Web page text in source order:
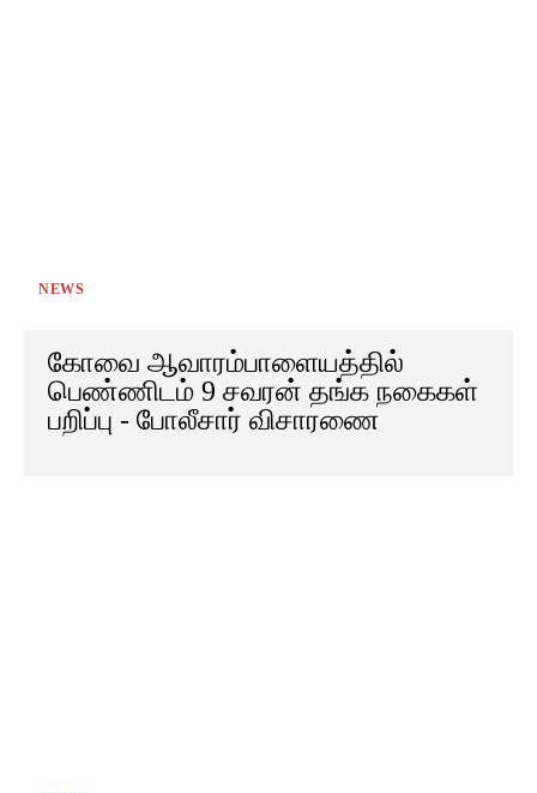
NEWS
கோவை ஆவாரம்பாளையத்தில்
பெண்ணிடம் 9 சவரன் தங்க நகைகள்
பறிப்பு - போலீசார் விசாரணை